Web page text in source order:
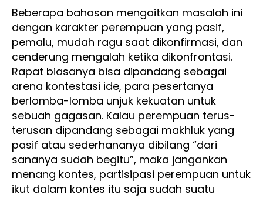
Beberapa bahasan mengaitkan masalah ini
dengan karakter perempuan yang pasif,
pemalu, mudah ragu saat dikonfirmasi, dan
cenderung mengalah ketika dikonfrontasi.
Rapat biasanya bisa dipandang sebagai
arena kontestasi ide, para pesertanya
berlomba-lomba unjuk kekuatan untuk
sebuah gagasan. Kalau perempuan terus-
terusan dipandang sebagai makhluk yang
pasif atau sederhananya dibilang “dari
sananya sudah begitu”, maka jangankan
menang kontes, partisipasi perempuan untuk
ikut dalam kontes itu saja sudah suatu